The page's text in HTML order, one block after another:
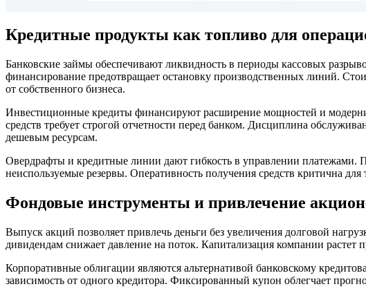
Кредитные продукты как топливо для
Банковские займы обеспечивают ликвидность в периоды кассовых
финансирование предотвращает остановку производственных линий.
от собственного бизнеса.
Инвестиционные кредиты финансируют расширение мощностей и
средств требует строгой отчетности перед банком. Дисциплина
дешевым ресурсам.
Овердрафты и кредитные линии дают гибкость в управлении платежами.
неиспользуемые резервы. Оперативность получения средств критична
Фондовые инструменты и привлечение
Выпуск акций позволяет привлечь деньги без увеличения долговой
дивидендам снижает давление на поток. Капитализация компании
Корпоративные облигации являются альтернативой банковскому
зависимость от одного кредитора. Фиксированный купон облегчает